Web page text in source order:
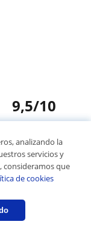
9,5/10
analizando la
servicios y
consideramos que
de cookies